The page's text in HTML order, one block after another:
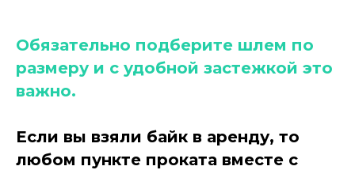
Обязательно подберите шлем по
размеру и с удобной застежкой это
важно.
Если вы взяли байк в аренду, то
любом пункте проката вместе с